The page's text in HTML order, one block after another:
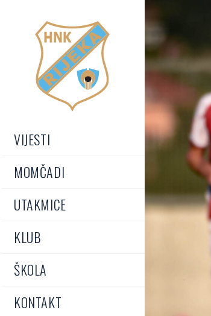
VIJESTI
MOMČADI
UTAKMICE
KLUB
ŠKOLA
KONTAKT